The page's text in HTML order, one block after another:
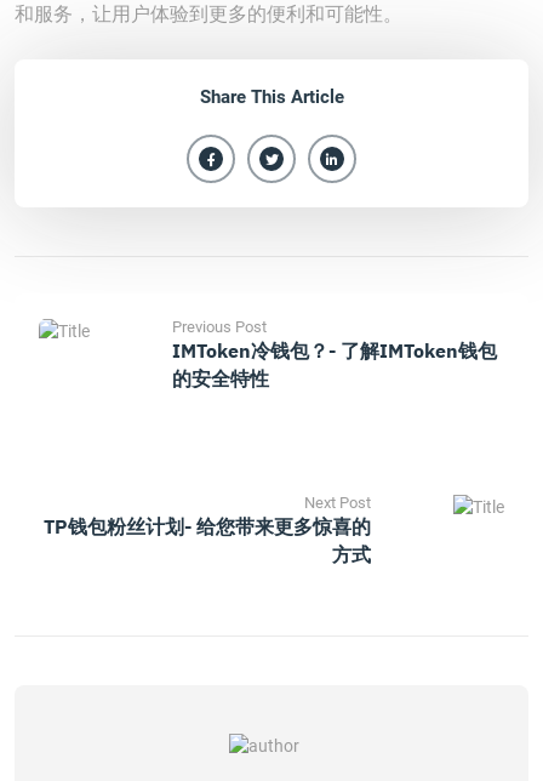
和服务，让用户体验到更多的便利和可能性。
Share This Article
Previous Post
IMToken冷钱包？- 了解iMToken钱包
的安全特性
Next Post
TP钱包粉丝计划- 给您带来更多惊喜的
方式